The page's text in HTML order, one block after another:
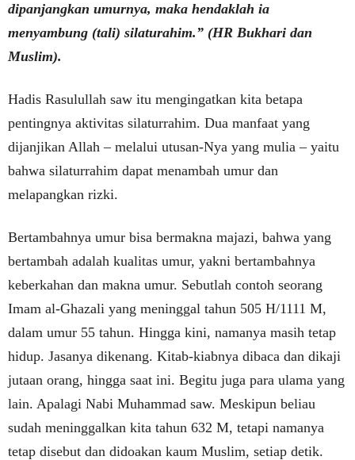
dipanjangkan umurnya, maka hendaklah ia
menyambung (tali) silaturahim.” (HR Bukhari dan
Muslim).
Hadis Rasulullah saw itu mengingatkan kita betapa
pentingnya aktivitas silaturrahim. Dua manfaat yang
dijanjikan Allah – melalui utusan-Nya yang mulia – yaitu
bahwa silaturrahim dapat menambah umur dan
melapangkan rizki.
Bertambahnya umur bisa bermakna majazi, bahwa yang
bertambah adalah kualitas umur, yakni bertambahnya
keberkahan dan makna umur. Sebutlah contoh seorang
Imam al-Ghazali yang meninggal tahun 505 H/1111 M,
dalam umur 55 tahun. Hingga kini, namanya masih tetap
hidup. Jasanya dikenang. Kitab-kiabnya dibaca dan dikaji
jutaan orang, hingga saat ini. Begitu juga para ulama yang
lain. Apalagi Nabi Muhammad saw. Meskipun beliau
sudah meninggalkan kita tahun 632 M, tetapi namanya
tetap disebut dan didoakan kaum Muslim, setiap detik.